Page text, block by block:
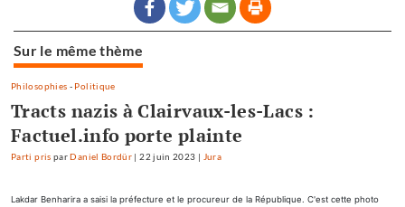
Sur le même thème
Philosophies - Politique
Tracts nazis à Clairvaux-les-Lacs :
Factuel.info porte plainte
Parti pris par Daniel Bordür |22 juin 2023 Jura
Lakdar Benharira a saisi la préfecture et le procureur de la République. C'est cette photo